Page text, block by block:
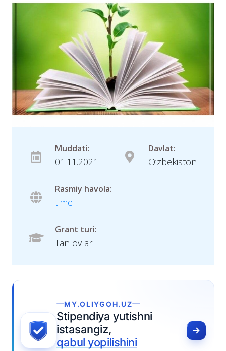
Muddati:
01.11.2021
Davlat:
O‘zbekiston
Rasmiy havola:
t.me
Grant turi:
Tanlovlar